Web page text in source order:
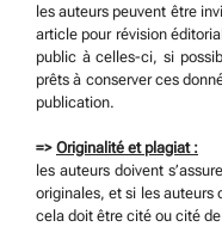
les auteurs peuvent être
article pour révision
public à celles-ci, si
prêts à conserver ces
publication.
=> Originalité et plagiat :
les auteurs doivent
originales, et si les auteurs
cela doit être cité ou cité